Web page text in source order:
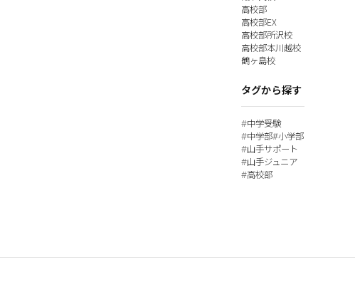
高校部
高校部EX
高校部所沢校
高校部本川越校
鶴ヶ島校
タグから探す
#中学受験
#中学部#小学部
#山手サポート
#山手ジュニア
#高校部